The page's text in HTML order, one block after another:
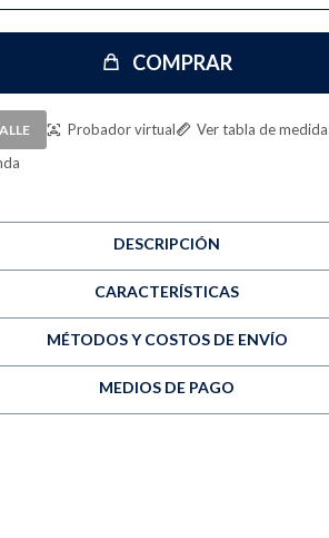
COMPRAR
Probador virtual
Ver tabla de
DESCRIPCIÓN
CARACTERÍSTICAS
MÉTODOS Y COSTOS DE ENVÍO
MEDIOS DE PAGO